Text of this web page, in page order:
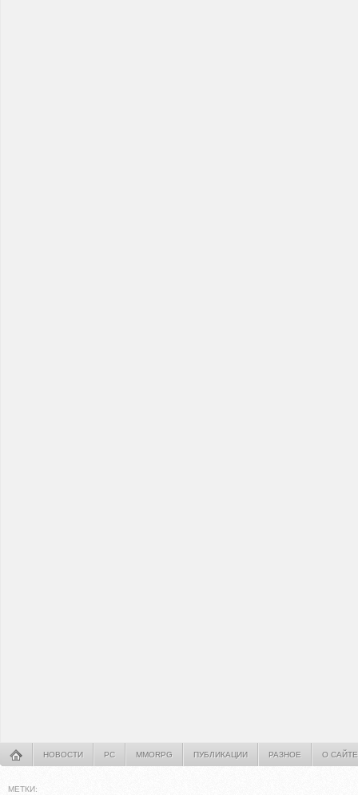
НОВОСТИ PC MMORPG ПУБЛИКАЦИИ РАЗНОЕ О САЙТЕ
МЕТКИ: